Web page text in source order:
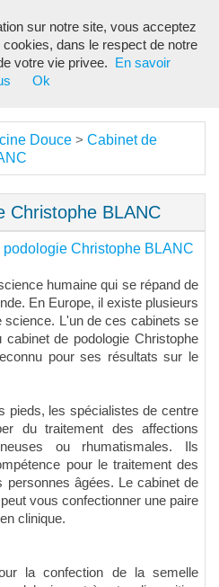
Douce > Cabinet de
Christophe BLANC
Christophe BLANC
humaine qui se répand de
En Europe, il existe plusieurs
science. L'un de ces cabinets se
de podologie Christophe
pour ses résultats sur le
pieds, les spécialistes de centre
du traitement des affections
ou rhumatismales. Ils
pour le traitement des
personnes âgées. Le cabinet de
vous confectionner une paire
clinique.
la confection de la semelle
sur notre site, vous acceptez
cookies, dans le respect de notre
votre vie privee.
En savoir
Ok